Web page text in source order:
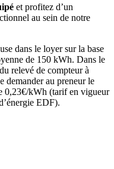
et profitez d’un
au sein de notre
dans le loyer sur la base
de 150 kWh. Dans le
relevé de compteur à
demander au preneur le
0,23€/kWh (tarif en vigueur
EDF).